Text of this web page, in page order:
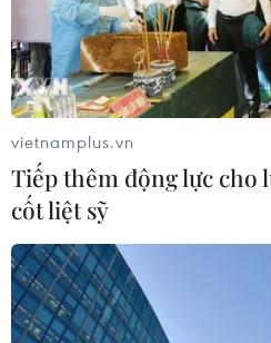
vietnamplus.vn
Tiếp thêm động lực cho
cốt liệt sỹ